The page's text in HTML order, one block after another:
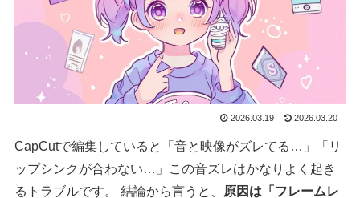
2026.03.19 2026.03.20
CapCutで編集していると「音と映像がズレてる…」「リ
ップシンクが合わない…」この音ズレはかなりよく起き
るトラブルです。 結論から言うと、
原因は「フレームレ